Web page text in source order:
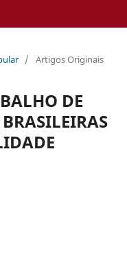
/ Artigos Originais
DE